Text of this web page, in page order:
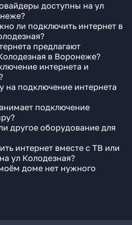
доступны на ул
ли подключить интернет в
предлагают
в Воронеже?
интернета и
на подключение интернета
подключение
другое оборудование для
интернет вместе с ТВ или
ул Колодезная?
доме нет нужного